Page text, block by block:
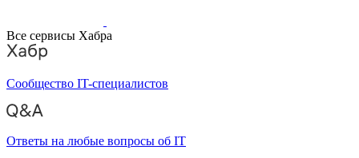
Все сервисы Хабра
Сообщество IT-специалистов
Ответы на любые вопросы об IT